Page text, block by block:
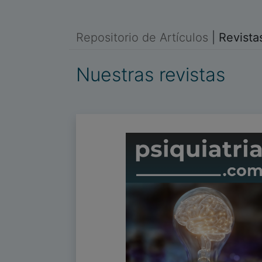
Repositorio de Artículos
Nuestras revistas